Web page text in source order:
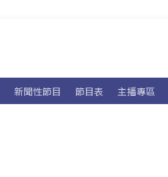
新聞性節目 節目表 主播專區